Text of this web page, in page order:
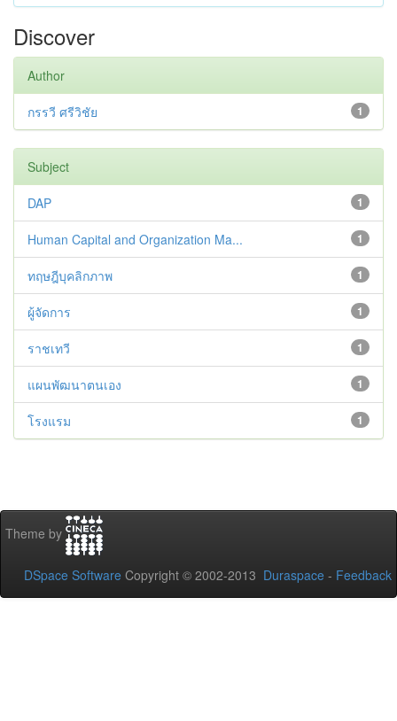
Discover
Author
1
กรรวี ศรีวิชัย
Subject
1
DAP
1
Human Capital and Organization Ma...
1
ทฤษฎีบุคลิกภาพ
1
ผู้จัดการ
1
ราชเทวี
1
แผนพัฒนาตนเอง
1
โรงแรม
Theme by
DSpace Software Copyright © 2002-2013 Duraspace - Feedback